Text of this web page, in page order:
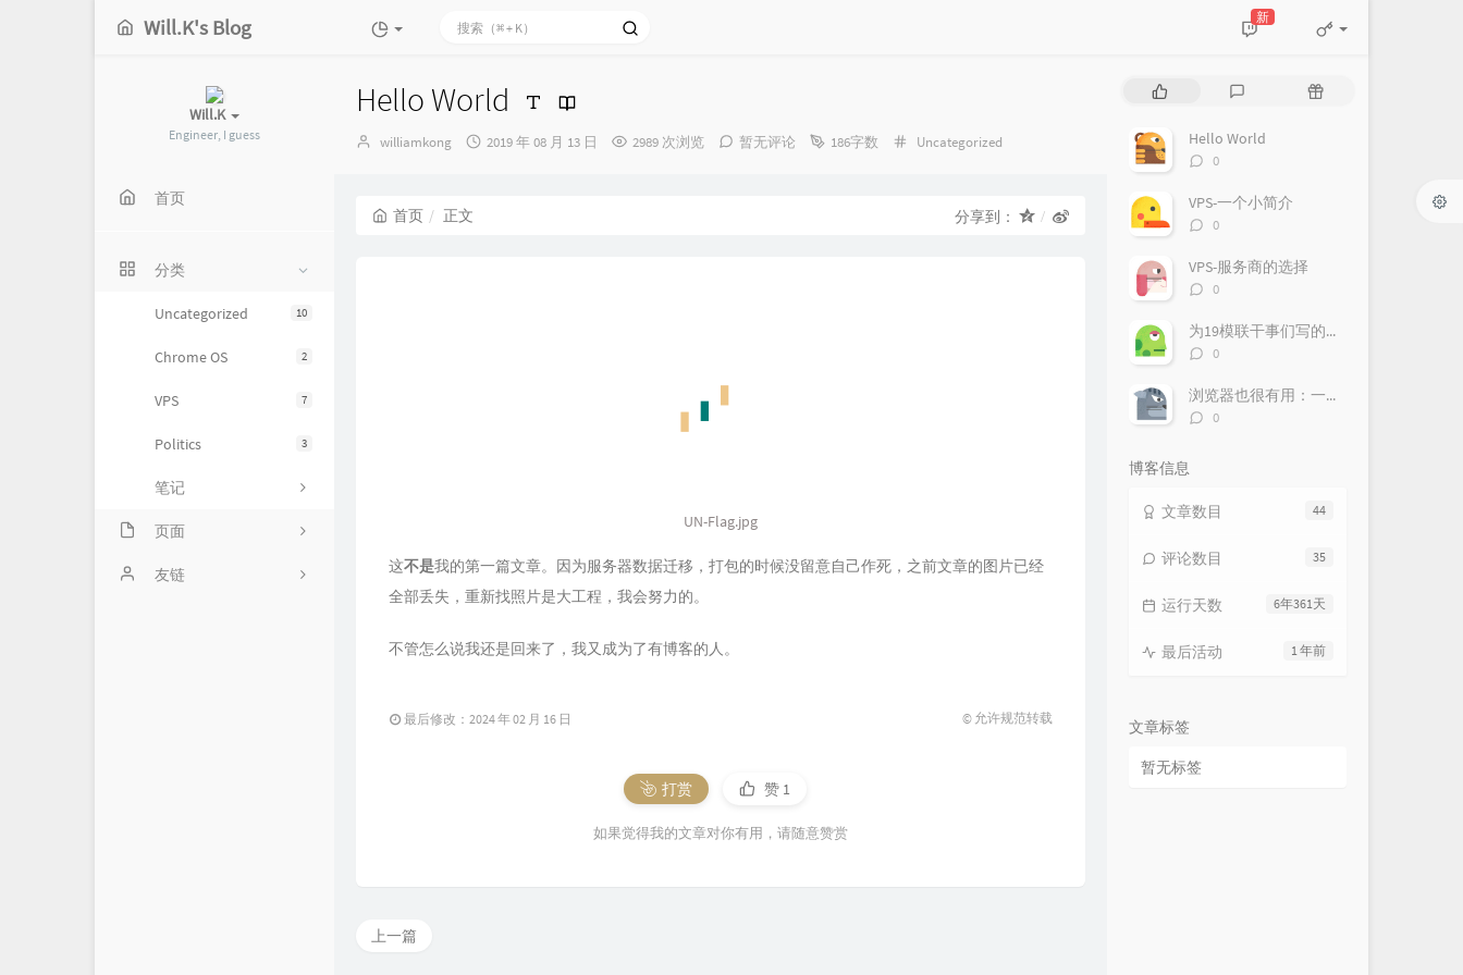
Will.K's Blog 新
Will.K
Engineer, I guess
首页
分类
10
Uncategorized
2
Chrome OS
7
VPS
3
Politics
笔记
页面
隐私政策
友链
Hello World
博
williamkong
发
2019 年 08 月 13 日 2989 次浏览 暂无评论 186字数
分
Uncategorized
首页 正文 分享到：
UN-Flag.jpg
这不是我的第一篇文章。因为服务器数据迁移，打包的时候没留意自己作死，之前文章的图片已经
全部丢失，重新找照片是大工程，我会努力的。
不管怎么说我还是回来了，我又成为了有博客的人。
最后修改：2024 年 02 月 16 日 © 允许规范转载
打赏 赞 1
如果觉得我的文章对你有用，请随意赞赏
上一篇
评
随
Hello World
评
数：
0
VPS-一个小简介
评
数：
0
VPS-服务商的选择
评
数：
0
为19模联干事们写的欢迎辞
评
数：
0
浏览器也很有用：一台Chromebook的使用体验
评
0
博客信息
44
文章数目
35
评论数目
6年361天
运行天数
1 年前
最后活动
文章标签
暂无标签